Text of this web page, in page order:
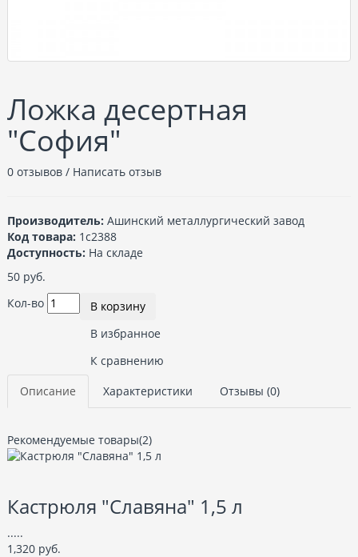
Ложка десертная
"София"
0 отзывов / Написать отзыв
Производитель: Ашинский металлургический завод
Код товара: 1с2388
Доступность: На складе
50 руб.
Кол-во
В корзину
В избранное
К сравнению
Описание
Характеристики Отзывы (0)
Рекомендуемые товары(2)
Кастрюля "Славяна" 1,5 л
.....
1,320 руб.